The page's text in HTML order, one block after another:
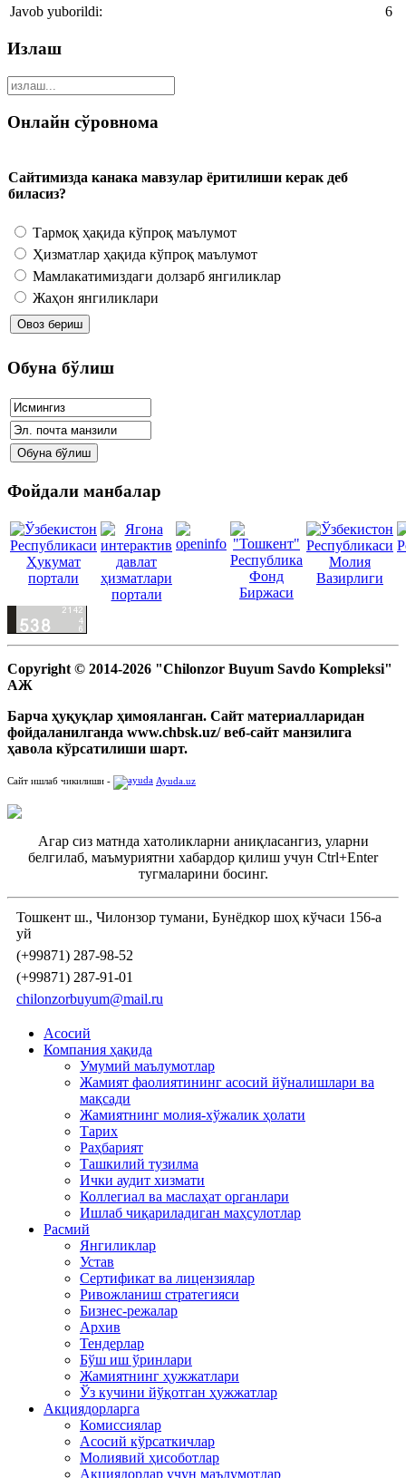
Javob yuborildi:
6
Излаш
Онлайн сўровнома
Сайтимизда канака мавзулар ёритилиши керак деб
биласиз?
Тармоқ ҳақида кўпроқ маълумот
Ҳизматлар ҳақида кўпроқ маълумот
Мамлакатимиздаги долзарб янгиликлар
Жаҳон янгиликлари
Обуна бўлиш
Фойдали манбалар
Copyright © 2014-2026 "Chilonzor Buyum Savdo Kompleksi"
АЖ
Барча ҳуқуқлар ҳимояланган. Сайт материалларидан
фойдаланилганда www.chbsk.uz/ веб-сайт манзилига
ҳавола кўрсатилиши шарт.
Сайт ишлаб чикилиши - Ayuda.uz
Агар сиз матнда хатоликларни аниқласангиз, уларни
белгилаб, маъмуриятни хабардор қилиш учун Ctrl+Enter
тугмаларини босинг.
Тошкент ш., Чилонзор тумани, Бунёдкор шоҳ кўчаси 156-а
уй
(+99871) 287-98-52
(+99871) 287-91-01
chilonzorbuyum@mail.ru
Асосий
Компания ҳақида
Умумий маълумотлар
Жамият фаолиятининг асосий йўналишлари ва
мақсади
Жамиятнинг молия-хўжалик ҳолати
Тарих
Раҳбарият
Ташкилий тузилма
Ички аудит хизмати
Коллегиал ва маслаҳат органлари
Ишлаб чиқариладиган маҳсулотлар
Расмий
Янгиликлар
Устав
Сертификат ва лицензиялар
Ривожланиш стратегияси
Бизнес-режалар
Архив
Тендерлар
Бўш иш ўринлари
Жамиятнинг ҳужжатлари
Ўз кучини йўқотган ҳужжатлар
Акциядорларга
Комиссиялар
Асосий кўрсаткичлар
Молиявий ҳисоботлар
Акциядорлар учун маълумотлар